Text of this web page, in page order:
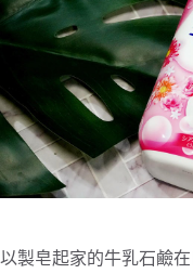
以製皂起家的牛乳石鹼